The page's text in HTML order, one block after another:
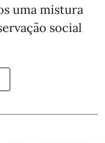
uma mistura
social